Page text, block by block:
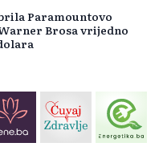
Paramountovo
Brosa vrijedno